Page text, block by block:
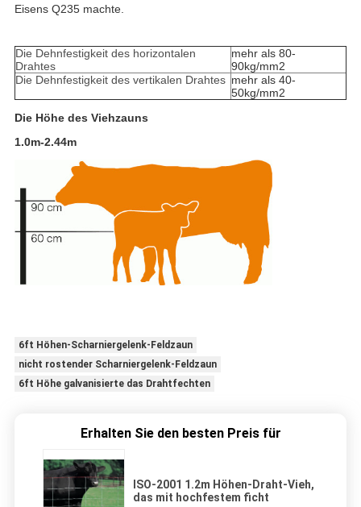
Eisens Q235 machte.
Die Dehnfestigkeit des horizontalen
Drahtes
mehr als 80-
90kg/mm2
Die Dehnfestigkeit des vertikalen Drahtes mehr als 40-
50kg/mm2
Die Höhe des Viehzauns
1.0m-2.44m
6ft Höhen-Scharniergelenk-Feldzaun
nicht rostender Scharniergelenk-Feldzaun
6ft Höhe galvanisierte das Drahtfechten
Erhalten Sie den besten Preis für
ISO-2001 1.2m Höhen-Draht-Vieh,
das mit hochfestem ficht